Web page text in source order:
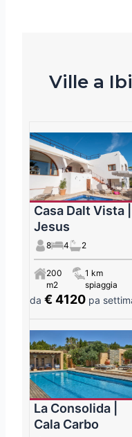
Ville a
Casa Dalt Vista |
Jesus
8 4 2
200
m2
1 km
spiaggia
da€ 4120 pa
La Consolida |
Cala Carbo